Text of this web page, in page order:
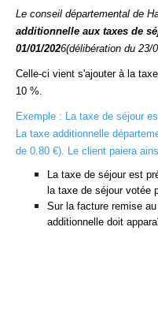
Le conseil départemental de
additionnelle aux taxes de
01/01/2026(délibération du 23/
Celle-ci vient s'ajouter à la
10 %.
Exemple : La taxe de séjour
La taxe additionnelle
de 0.80 €). Le client paiera
La taxe de séjour est
la taxe de séjour votée
Sur la facture remise
additionnelle doit